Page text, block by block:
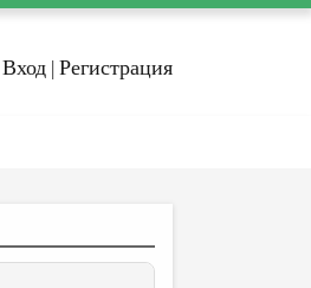
Вход | Регистрация